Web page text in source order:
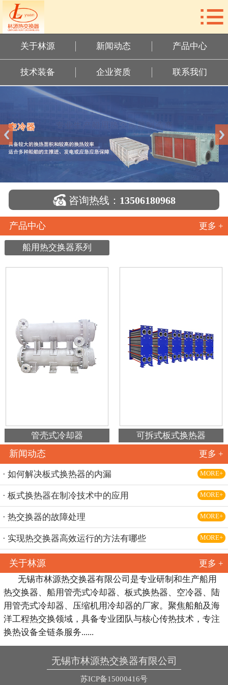
企业资质
联系我们

关于林源 新闻动态 产品中心
技术装备 企业资质 联系我们
 咨询热线： 13506180968
产品中心 更多 +
船用热交换器系列
管壳式冷却器 可拆式板式换热器
新闻动态 更多 +
· 如何解决板式换热器的内漏 MORE+
· 板式换热器在制冷技术中的应用 MORE+
· 热交换器的故障处理 MORE+
· 实现热交换器高效运行的方法有哪些 MORE+
关于林源
更多 +
无锡市林源热交换器有限公司是专业研制和生产船用
热交换器、船用管壳式冷却器、板式换热器、空冷器、陆
用管壳式冷却器、压缩机用冷却器的厂家。聚焦船舶及海
洋工程热交换领域，具备专业团队与核心传热技术，专注
换热设备全链条服务......
无锡市林源热交换器有限公司
苏ICP备15000416号